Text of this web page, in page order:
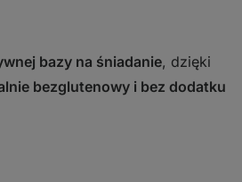
bazy na śniadanie, dzięki
bezglutenowy i bez dodatku